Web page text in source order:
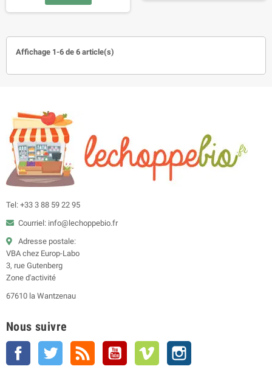
Affichage 1-6 de 6 article(s)
Tel: +33 3 88 59 22 95
Courriel: info@lechoppebio.fr
Adresse postale:
VBA chez Europ-Labo
3, rue Gutenberg
Zone d'activité
67610 la Wantzenau
Nous suivre
Facebook Twitter YouTube Vimeo